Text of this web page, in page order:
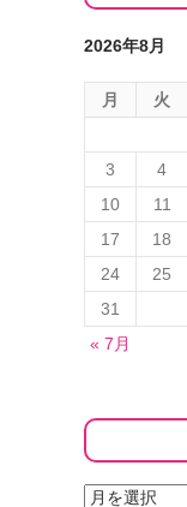
2026年8月
月 火
3
4
10
11
17
18
24
25
31
« 7月
ブ